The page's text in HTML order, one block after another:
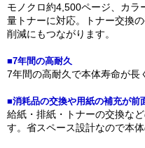
モノクロ約4,500ページ、カラ
量トナーに対応。トナー交換
削減にもつながります。
■7年間の高耐久
7年間の高耐久で本体寿命が長
■消耗品の交換や用紙の補充が前
給紙・排紙・トナーの交換な
す。省スペース設計なので本体